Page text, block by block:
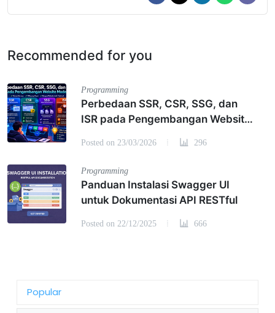
Recommended for you
Programming
Perbedaan SSR, CSR, SSG, dan
ISR pada Pengembangan Website
Posted on 23/03/2026 296
Programming
Panduan Instalasi Swagger UI
untuk Dokumentasi API RESTful
Posted on 22/12/2025 666
Popular